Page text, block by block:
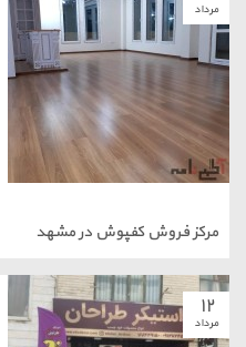
مرداد
مرکز فروش کفپوش در مشهد
مرداد